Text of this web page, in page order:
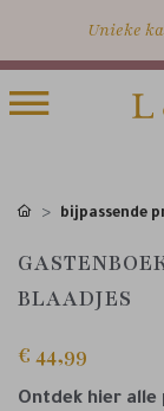
Unieke
bijpassende
BLAADJES
€ 44,99
Ontdek hier